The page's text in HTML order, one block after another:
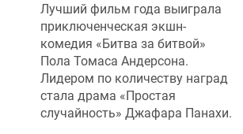
Лучший фильм года выиграла
приключенческая экшн-
комедия «Битва за битвой»
Пола Томаса Андерсона.
Лидером по количеству наград
стала драма «Простая
случайность» Джафара Панахи.